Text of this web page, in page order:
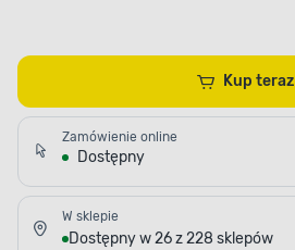
Kup teraz
Zamówienie online
Dostępny
W sklepie
Dostępny w 26 z 228 sklepów